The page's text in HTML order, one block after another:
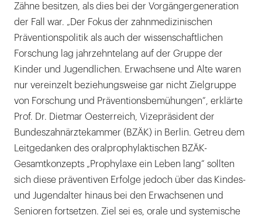
Zähne besitzen, als dies bei der Vorgängergeneration
der Fall war. „Der Fokus der zahnmedizinischen
Präventionspolitik als auch der wissenschaftlichen
Forschung lag jahrzehntelang auf der Gruppe der
Kinder und Jugendlichen. Erwachsene und Alte waren
nur vereinzelt beziehungsweise gar nicht Zielgruppe
von Forschung und Präventionsbemühungen“, erklärte
Prof. Dr. Dietmar Oesterreich, Vizepräsident der
Bundeszahnärztekammer (BZÄK) in Berlin. Getreu dem
Leitgedanken des oralprophylaktischen BZÄK-
Gesamtkonzepts „Prophylaxe ein Leben lang“ sollten
sich diese präventiven Erfolge jedoch über das Kindes-
und Jugendalter hinaus bei den Erwachsenen und
Senioren fortsetzen. Ziel sei es, orale und systemische